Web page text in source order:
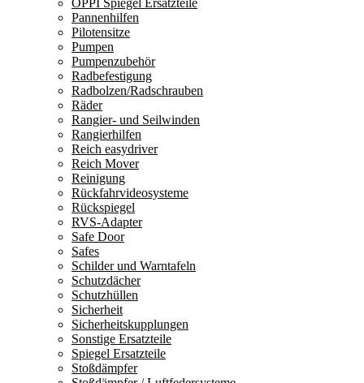
Pannenhilfen
Pilotensitze
Pumpen
Pumpenzubehör
Radbefestigung
Radbolzen/Radschrauben
Räder
Rangier- und Seilwinden
Rangierhilfen
Reich easydriver
Reich Mover
Reinigung
Rückfahrvideosysteme
Rückspiegel
RVS-Adapter
Safe Door
Safes
Schilder und Warntafeln
Schutzdächer
Schutzhüllen
Sicherheit
Sicherheitskupplungen
Sonstige Ersatzteile
Spiegel Ersatzteile
Stoßdämpfer